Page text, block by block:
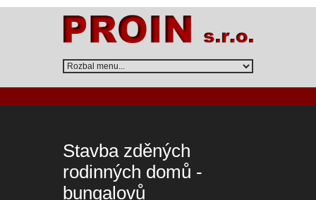
Stavba zděných
rodinných domů -
bungalovů